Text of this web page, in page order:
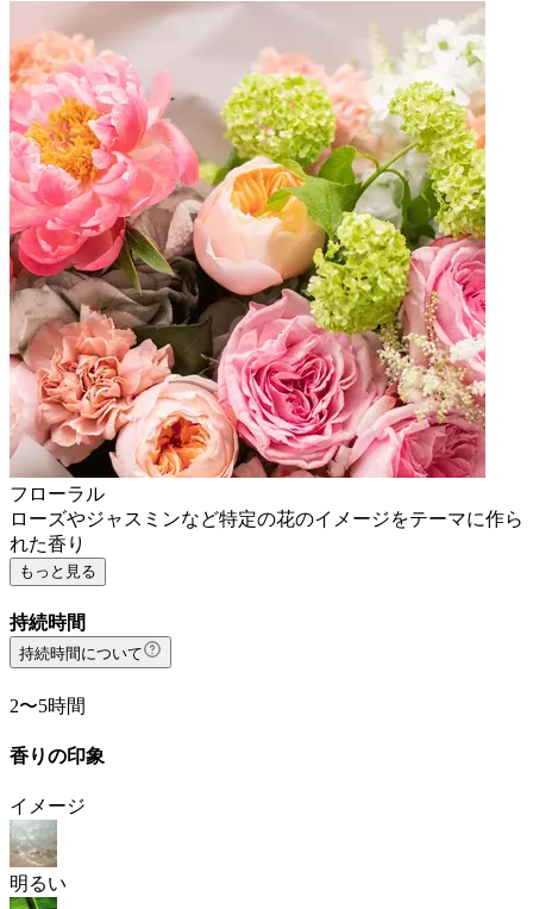
フローラル
ローズやジャスミンなど特定の花のイメージをテーマに作ら
れた香り
もっと見る
持続時間
持続時間について
2〜5時間
香りの印象
イメージ
明るい